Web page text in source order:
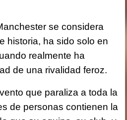
se considera
historia, ha sido solo en
realmente ha
de una rivalidad feroz.
que paraliza a toda la
de personas contienen la